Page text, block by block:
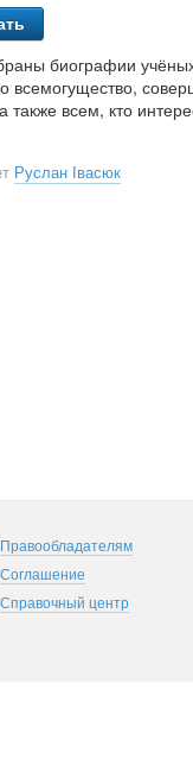
биографии
всемогущество,
также всем, кто
Руслан Івасюк
Правообладателям
Соглашение
Справочный центр